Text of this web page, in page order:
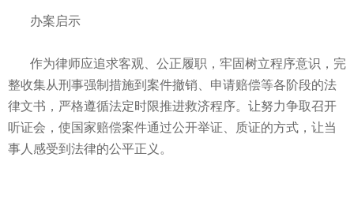
办案启示
作为律师应追求客观、公正履职，牢固树立程序意识，完
整收集从刑事强制措施到案件撤销、申请赔偿等各阶段的法
律文书，严格遵循法定时限推进救济程序。让努力争取召开
听证会，使国家赔偿案件通过公开举证、质证的方式，让当
事人感受到法律的公平正义。